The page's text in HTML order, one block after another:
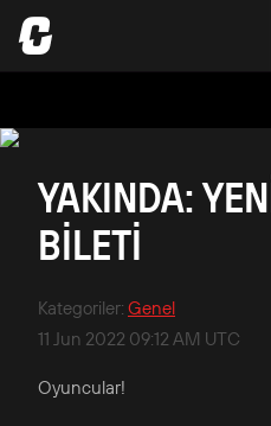
YAKINDA:
BİLETİ
Kategoriler: Genel
11 Jun 2022 09:12 AM UTC
Oyuncular!